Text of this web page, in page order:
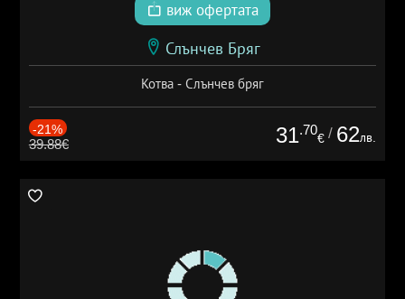
виж офертата
Слънчев Бряг
Котва - Слънчев бряг
-21%
39.88€ 31.70
€ / 62лв.